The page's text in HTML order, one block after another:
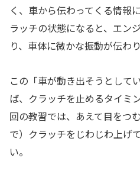
く、車から伝わってくる情報
ラッチの状態になると、エン
り、車体に微かな振動が伝わり
この「車が動き出そうとして
ば、クラッチを止めるタイミ
回の教習では、あえて目をつ
で）クラッチをじわじわ上げ
い。